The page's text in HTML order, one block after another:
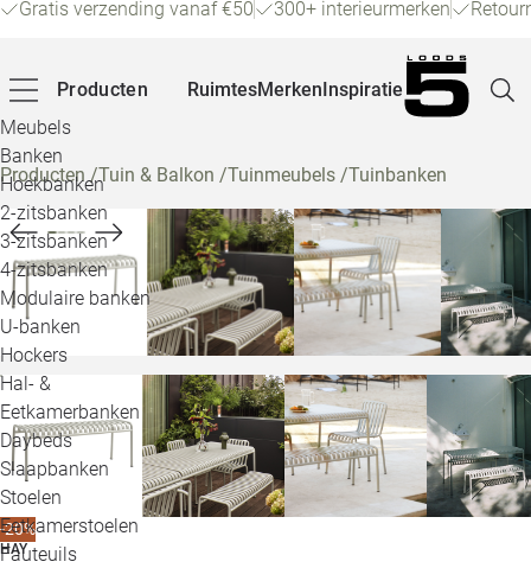
Gratis verzending vanaf €50 300+ interieurmerken
Producten
Meubels
Banken
Hoekbanken
2-zitsbanken
3-zitsbanken
4-zitsbanken
Modulaire banken
U-banken
Hockers
Hal- &
Eetkamerbanken
Daybeds
Slaapbanken
Stoelen
Eetkamerstoelen
Fauteuils
RuimtesMerkenInspiratie
Producten/Tuin & Balkon /Tuinmeubels /Tuinbanken
-20%
HAY